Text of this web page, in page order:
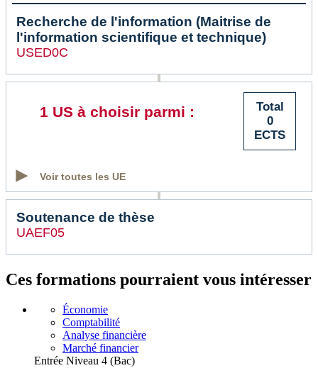
Recherche de l'information (Maitrise de
l'information scientifique et technique)
USED0C
Total
0
ECTS
1 US à choisir parmi :
Voir toutes les UE
Soutenance de thèse
UAEF05
Ces formations pourraient vous intéresser
Économie
Comptabilité
Analyse financière
Marché financier
Entrée Niveau 4 (Bac)